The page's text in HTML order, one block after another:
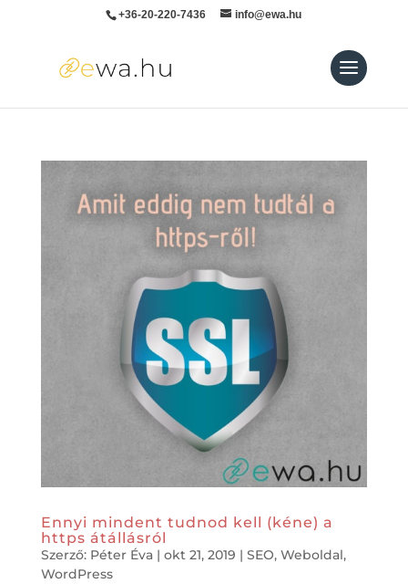
+36-20-220-7436 info@ewa.hu
Ennyi mindent tudnod kell (kéne) a
https átállásról
Szerző: Péter Éva| okt 21, 2019 | SEO, Weboldal,
WordPress